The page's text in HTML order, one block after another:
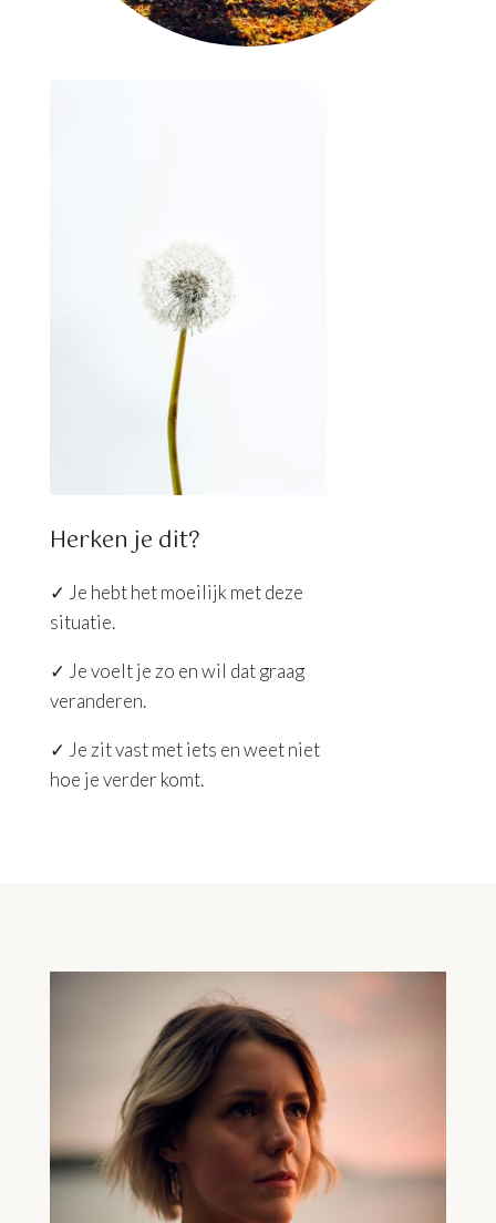
Herken je dit?
✓ Je hebt het moeilijk met deze
situatie.
✓ Je voelt je zo en wil dat graag
veranderen.
✓ Je zit vast met iets en weet niet
hoe je verder komt.